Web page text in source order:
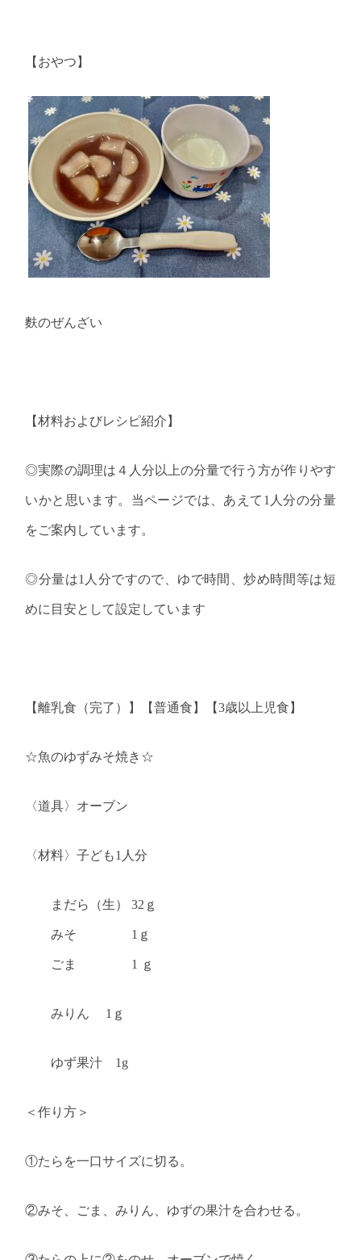
【おやつ】
麩のぜんざい
【材料およびレシピ紹介】
◎実際の調理は４人分以上の分量で行う方が作りやす
いかと思います。当ページでは、あえて 1 人分の分量
をご案内しています。
◎分量は1 人分ですので、ゆで時間、炒め時間等は短
めに目安として設定しています
【離乳食（完了）】【普通食】【3歳以上児食】
☆魚のゆずみそ焼き☆
〈道具〉オーブン
〈材料〉子ども1 人分
まだら（生） 32 ｇ
みそ 1 ｇ
ごま 1 ｇ
みりん 1 ｇ
ゆず果汁 1g
＜作り方＞
①たらを一口サイズに切る。
②みそ、ごま、みりん、ゆずの果汁を合わせる。